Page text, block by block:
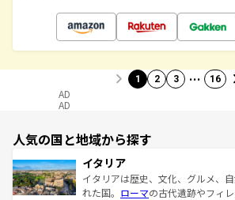
1 2 3 … 16
AD
AD
人気の国と地域から探す
イタリア
イタリアは歴史、文化、グルメ、
れた国。 ローマの古代遺跡やフィ